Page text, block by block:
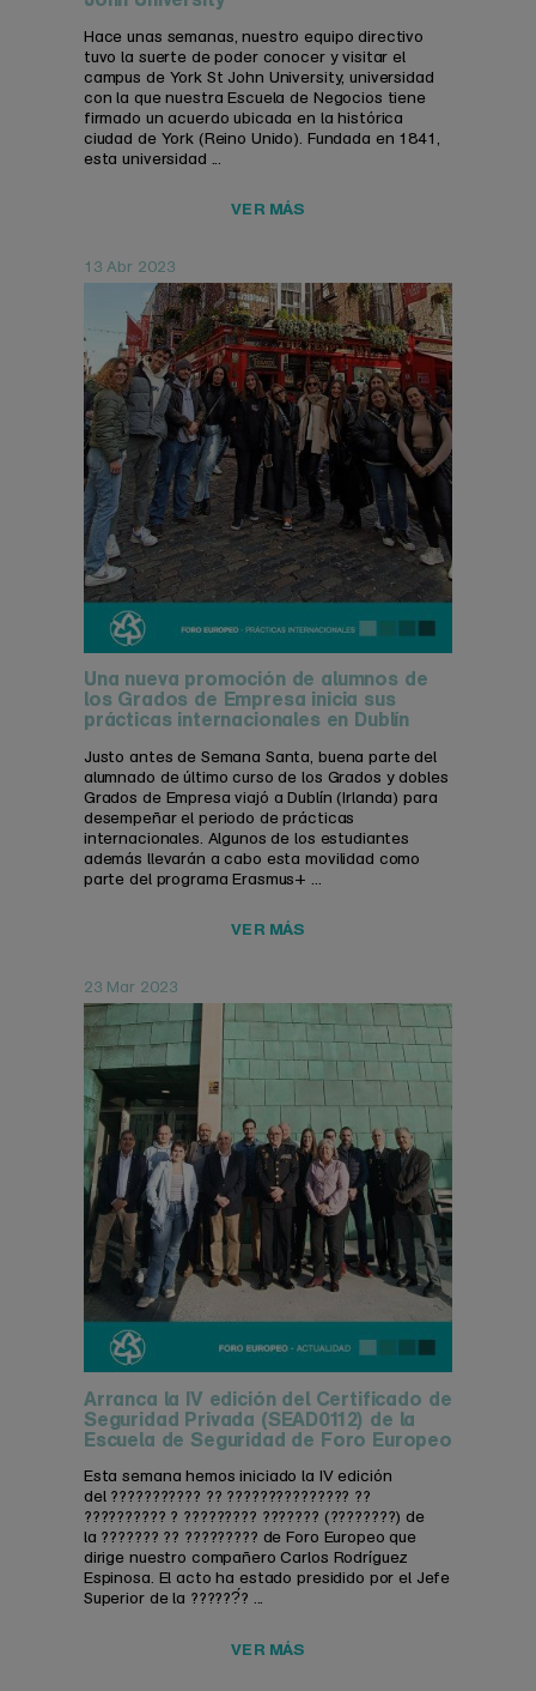
Hace unas semanas, nuestro equipo directivo
tuvo la suerte de poder conocer y visitar el
campus de York St John University, universidad
con la que nuestra Escuela de Negocios tiene
firmado un acuerdo ubicada en la histórica
ciudad de York (Reino Unido). Fundada en 1841,
esta universidad ...
VER MÁS
13 Abr 2023
Una nueva promoción de alumnos de
los Grados de Empresa inicia sus
prácticas internacionales en Dublín
Justo antes de Semana Santa, buena parte del
alumnado de último curso de los Grados y dobles
Grados de Empresa viajó a Dublín (Irlanda) para
desempeñar el periodo de prácticas
internacionales. Algunos de los estudiantes
además llevarán a cabo esta movilidad como
parte del programa Erasmus+ ...
VER MÁS
23 Mar 2023
Arranca la IV edición del Certificado de
Seguridad Privada (SEAD0112) de la
Escuela de Seguridad de Foro Europeo
Esta semana hemos iniciado la IV edición
del ??????????? ?? ??????????????? ??
?????????? ? ????????? ??????? (????????) de
la ??????? ?? ????????? de Foro Europeo que
dirige nuestro compañero Carlos Rodríguez
Espinosa. El acto ha estado presidido por el Jefe
Superior de la ??????́? ...
VER MÁS